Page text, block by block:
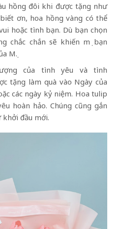
hồng đôi khi được tặng như
ơn, hoa hồng vàng có thể
hoặc tình bạn. Dù bạn chọn
chắc chắn sẽ khiến mẹ bạn
Mẹ.
của tình yêu và tình
tặng làm quà vào Ngày của
các ngày kỷ niệm. Hoa tulip
hoàn hảo. Chúng cũng gắn
khởi đầu mới.